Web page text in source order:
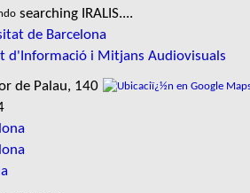
searching IRALIS....
de Barcelona
d'Informació i Mitjans Audiovisuals
de Palau, 140